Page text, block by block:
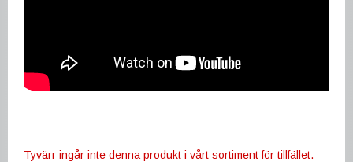
Tyvärr ingår inte denna produkt i vårt sortiment för tillfället.